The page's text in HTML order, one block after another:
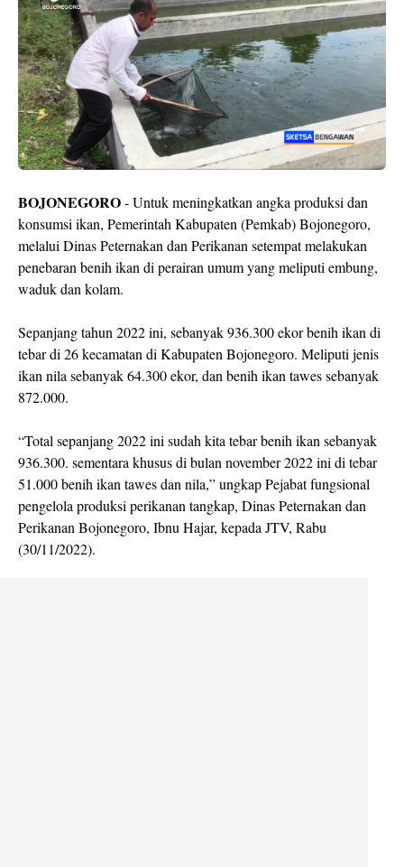
BOJONEGORO- Untuk meningkatkan angka produksi dan
konsumsi ikan, Pemerintah Kabupaten (Pemkab) Bojonegoro,
melalui Dinas Peternakan dan Perikanan setempat melakukan
penebaran benih ikan di perairan umum yang meliputi embung,
waduk dan kolam.
Sepanjang tahun 2022 ini, sebanyak 936.300 ekor benih ikan di
tebar di 26 kecamatan di Kabupaten Bojonegoro. Meliputi jenis
ikan nila sebanyak 64.300 ekor, dan benih ikan tawes sebanyak
872.000.
“Total sepanjang 2022 ini sudah kita tebar benih ikan sebanyak
936.300. sementara khusus di bulan november 2022 ini di tebar
51.000 benih ikan tawes dan nila,” ungkap Pejabat fungsional
pengelola produksi perikanan tangkap, Dinas Peternakan dan
Perikanan Bojonegoro, Ibnu Hajar, kepada JTV, Rabu
(30/11/2022).